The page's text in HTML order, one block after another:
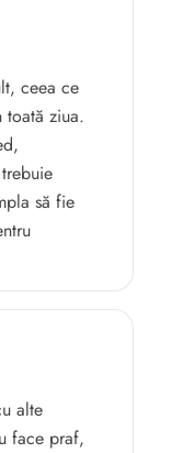
ceea ce
ziua.
să fie
alte
face praf,